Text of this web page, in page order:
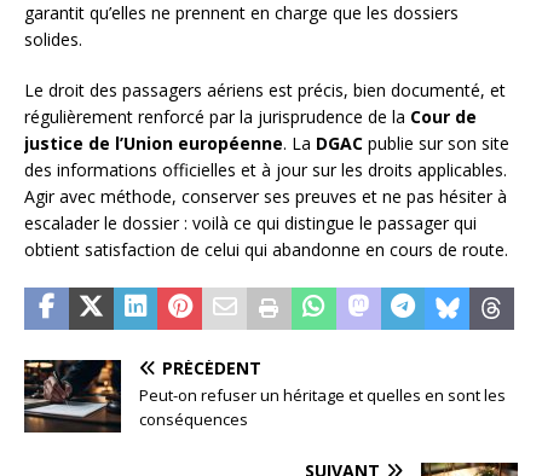
garantit qu’elles ne prennent en charge que les dossiers
solides.
Le droit des passagers aériens est précis, bien documenté, et
régulièrement renforcé par la jurisprudence de la Cour de
justice de l’Union européenne. La DGAC publie sur son site
des informations officielles et à jour sur les droits applicables.
Agir avec méthode, conserver ses preuves et ne pas hésiter à
escalader le dossier : voilà ce qui distingue le passager qui
obtient satisfaction de celui qui abandonne en cours de route.
PRÉCÉDENT
Peut-on refuser un héritage et quelles en sont les
conséquences
SUIVANT